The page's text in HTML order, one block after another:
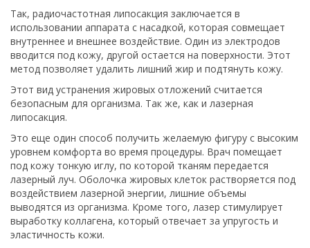
Так, радиочастотная липосакция заключается в
использовании аппарата с насадкой, которая совмещает
внутреннее и внешнее воздействие. Один из электродов
вводится под кожу, другой остается на поверхности. Этот
метод позволяет удалить лишний жир и подтянуть кожу.
Этот вид устранения жировых отложений считается
безопасным для организма. Так же, как и лазерная
липосакция.
Это еще один способ получить желаемую фигуру с высоким
уровнем комфорта во время процедуры. Врач помещает
под кожу тонкую иглу, по которой тканям передается
лазерный луч. Оболочка жировых клеток растворяется под
воздействием лазерной энергии, лишние объемы
выводятся из организма. Кроме того, лазер стимулирует
выработку коллагена, который отвечает за упругость и
эластичность кожи.